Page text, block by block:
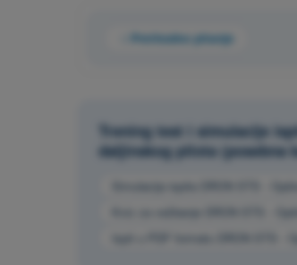
Prethodno pitanje
Trening test i simulacije
daljinskog pilota (posebna
Kviz za vežbanje DRON STS -
Ispit u PDF formatu DRON STS -